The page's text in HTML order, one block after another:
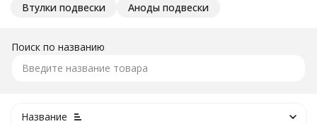
Втулки подвески
Аноды подвески
Поиск по названию
Название